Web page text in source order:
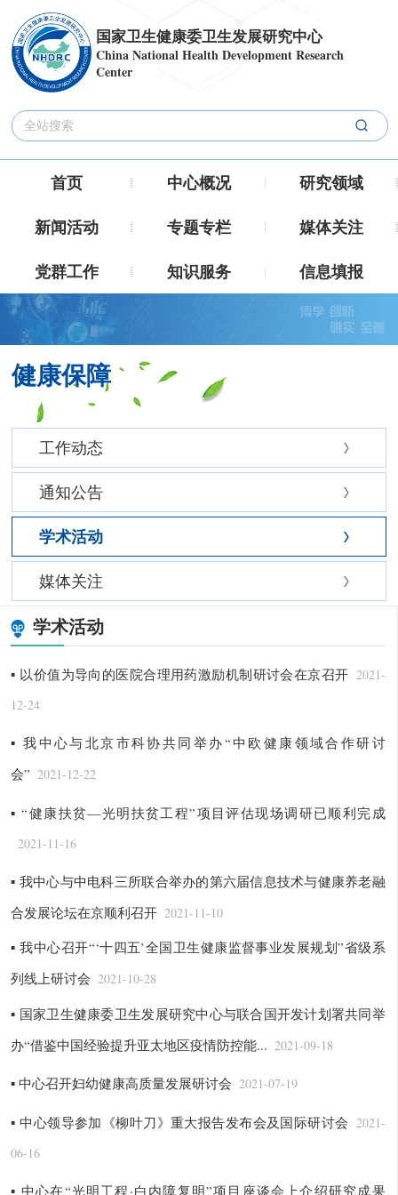
国家卫生健康委卫生发展研究中心
China National Health Development Research
Center
首页 中心概况
研究领域
新闻活动
专题专栏
媒体关注
党群工作
知识服务 信息填报
健康保障
工作动态
通知公告
学术活动
媒体关注
学术活动
▪ 以价值为导向的医院合理用药激励机制研讨会在京召开 2021-
12-24
▪ 我中心与北京市科协共同举办“中欧健康领域合作研讨
会” 2021-12-22
▪ “健康扶贫—光明扶贫工程”项目评估现场调研已顺利完成
2021-11-16
▪ 我中心与中电科三所联合举办的第六届信息技术与健康养老融
合发展论坛在京顺利召开 2021-11-10
▪ 我中心召开“‘十四五’全国卫生健康监督事业发展规划”省级系
列线上研讨会 2021-10-28
▪ 国家卫生健康委卫生发展研究中心与联合国开发计划署共同举
办“借鉴中国经验提升亚太地区疫情防控能... 2021-09-18
▪ 中心召开妇幼健康高质量发展研讨会 2021-07-19
▪ 中心领导参加《柳叶刀》重大报告发布会及国际研讨会 2021-
06-16
▪ 中心在“光明工程·白内障复明”项目座谈会上介绍研究成果